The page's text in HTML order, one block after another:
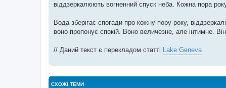
віддзеркалюють вогненний спуск неба. Кожна пора
Вода зберігає спогади про кожну пору року,
воно пропонує спокій. Воно величезне, але інтимне.
// Даний текст є перекладом статті Lake Geneva
СХОЖІ ТЕМИ